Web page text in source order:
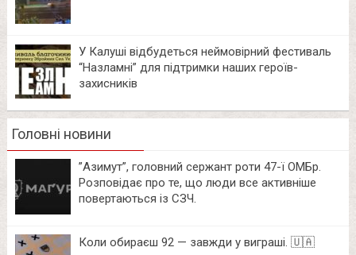
У Калуші відбудеться неймовірний фестиваль
“Назламні” для підтримки наших героїв-
захисників
Головні новини
⁨”Азимут”, головний сержант роти 47-ї ОМБр.
Розповідає про те, що люди все активніше
повертаються із СЗЧ.
Коли обираєш 92 — завжди у виграші. 🇺🇦